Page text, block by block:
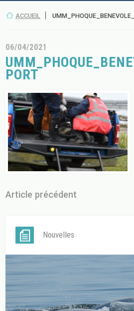
ACCUEIL
06/04/2021
PORT
Article précédent
Nouvelles